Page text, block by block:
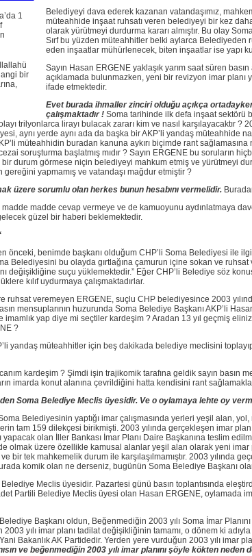
1
bir
Belediyeyi dava ederek kazanan vatandaşımız,
müteahhide inşaat ruhsatı veren belediyeyi bir kez
olarak yürütmeyi durdurma kararı almıştır. Bu olay
Sırf bu yüzden müteahhitler belki aylarca Belediyeden
eden inşaatlar mühürlenecek, biten inşaatlar ise yapı
Sayın Hasan ERGENE yaklaşık yarım saat süren
açıklamada bulunmazken, yeni bir revizyon imar planı
ifade etmektedir.
Evet burada ihmaller zinciri olduğu açıkça
çalışmaktadır !Soma tarihinde ilk defa inşaat sektörü
trilyonlarca lirayı bulacak zararı kim ve nasıl karşılayacaktır ?
aynı yerde aynı ada da başka bir AKP’li yandaş müteahhide
müteahhidin buradan kanuna aykırı biçimde rant
soruşturma başlatmış mıdır ? Sayın ERGENE bu soruların
durum görmese niçin belediyeyi mahkum etmiş ve yürütmeyi
yapmamış ve vatandaşı mağdur etmiştir ?
üzere sorumlu olan herkes bunun hesabını vermelidir.
madde cevap vermeye ve de kamuoyunu aydınlatmaya
güzel bir haberi beklemektedir.
önceki, benimde başkanı olduğum CHP’li Soma Belediyesi ile
Belediyesini bu olayda gırtlağına çamurun içine sokan ve
değişikliğine suçu yüklemektedir.” Eğer CHP’li Belediye söz
kılıf uydurmaya çalışmaktadırlar.
ruhsat veremeyen ERGENE, suçlu CHP belediyesince 2003
mensuplarının huzurunda Soma Belediye Başkanı AKP’li
imamlık yap diye mi seçtiler kardeşim ? Aradan 13 yıl geçmiş
?
yandaş müteahhitler için beş dakikada belediye meclisini
kardeşim ? Şimdi işin trajikomik tarafına geldik sayın basın
imarda konut alanına çevrildiğini hatta kendisini rant
Soma Belediye Meclis üyesidir. Ve o oylamaya lehte oy
Belediyesinin yaptığı imar çalışmasında yerleri yeşil alan,
tam 159 dilekçesi birikmişti. 2003 yılında gerçekleşen imar
olan İller Bankası İmar Planı Daire Başkanına teslim
olmak üzere özellikle kamusal alanlar yeşil alan olarak yeni
bir tek mahkemelik durum ile karşılaşılmamıştır. 2003 yılında
komik olan ne derseniz, bugünün Soma Belediye Başkanı
Meclis üyesidir. Pazartesi günü basın toplantısında
Partili Belediye Meclis üyesi olan Hasan ERGENE, oylamada
Başkanı oldun, Beğenmediğin 2003 yılı Soma İmar
yılı imar planı tadilat değişikliğinin tamamı, o dönem ki adıyla
Bakanlık AK Partidedir. Yerden yere vurduğun 2003 yılı imar
ve beğenmediğin 2003 yılı imar planını şöyle kökten